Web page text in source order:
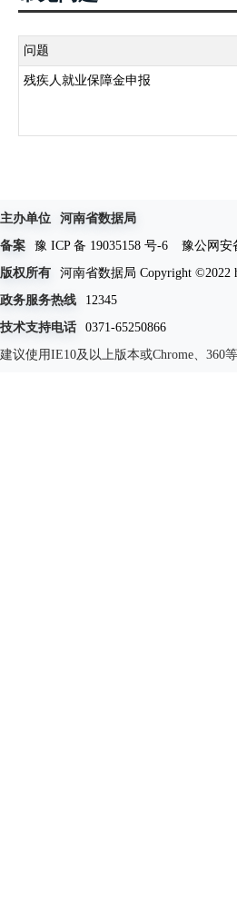
问题
残疾人就业保障金申报
主办单位
河南省数据局
备案
豫 ICP 备 19035158 号-6
豫公网安
版权所有
河南省数据局 Copyright ©2022
政务服务热线
12345
技术支持电话
0371-65250866
建议使用IE10及以上版本或Chrome、360